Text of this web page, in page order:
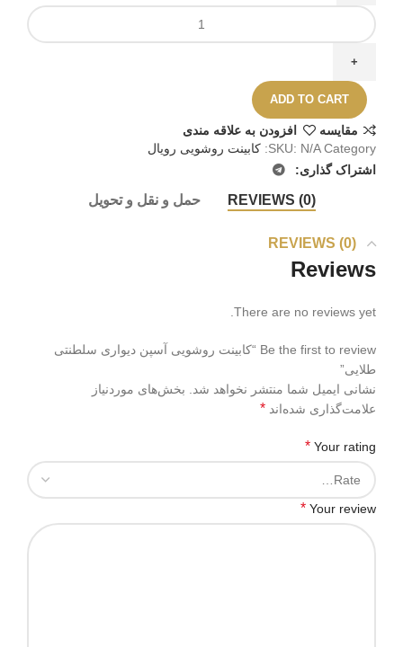
ADD TO CART
مقايسه
افزودن به علاقه مندی
SKU: N/ACategory:
کابینت روشویی رویال
اشتراک گذاری:
REVIEWS (0) حمل و نقل و تحویل
REVIEWS (0)
Reviews
There are no reviews yet.
Be the first to review “کابینت روشویی آسپن دیواری سلطنتی
طلایی”
نشانی ایمیل شما منتشر نخواهد شد. بخش‌های موردنیاز
علامت‌گذاری شده‌اند *
Your rating
*
Your review
*